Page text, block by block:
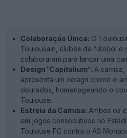
Colaboração Única: O
Toulousain, clubes de futebol e
colaboraram para lançar uma
Design 'Capitolium': A
apresenta um design creme e
dourados, homenageando o
Toulouse.
Estreia da Camisa: Ambos os
em jogos consecutivos no
Toulouse FC contra o AS